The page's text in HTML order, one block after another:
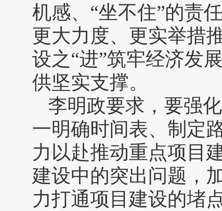
机感、“坐不住”的责
更大力度、更实举措
设之“进”筑牢经济发
供坚实支撑。
李明政要求，要强
一明确时间表、制定
力以赴推动重点项目
建设中的突出问题，
力打通项目建设的堵